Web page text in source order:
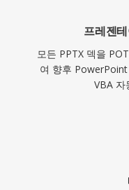
프레젠
모든 PPTX 덱을
여 향후
VBA 자